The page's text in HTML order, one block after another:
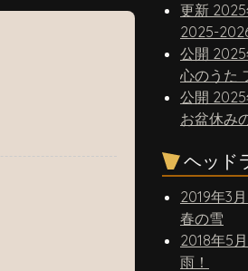
更新
2025-
公開 2025
心のうた
公開
お盆休み
ヘッド
2019年3
春の雪
2018年5
雨！